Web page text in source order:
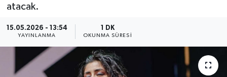
atacak.
15.05.2026 - 13:54
YAYINLANMA
1 DK
OKUNMA SÜRESI
Gazipaşa